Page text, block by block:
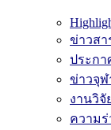
ข่าวส
ประก
ข่าวจุฬ
งานวิจั
ความ